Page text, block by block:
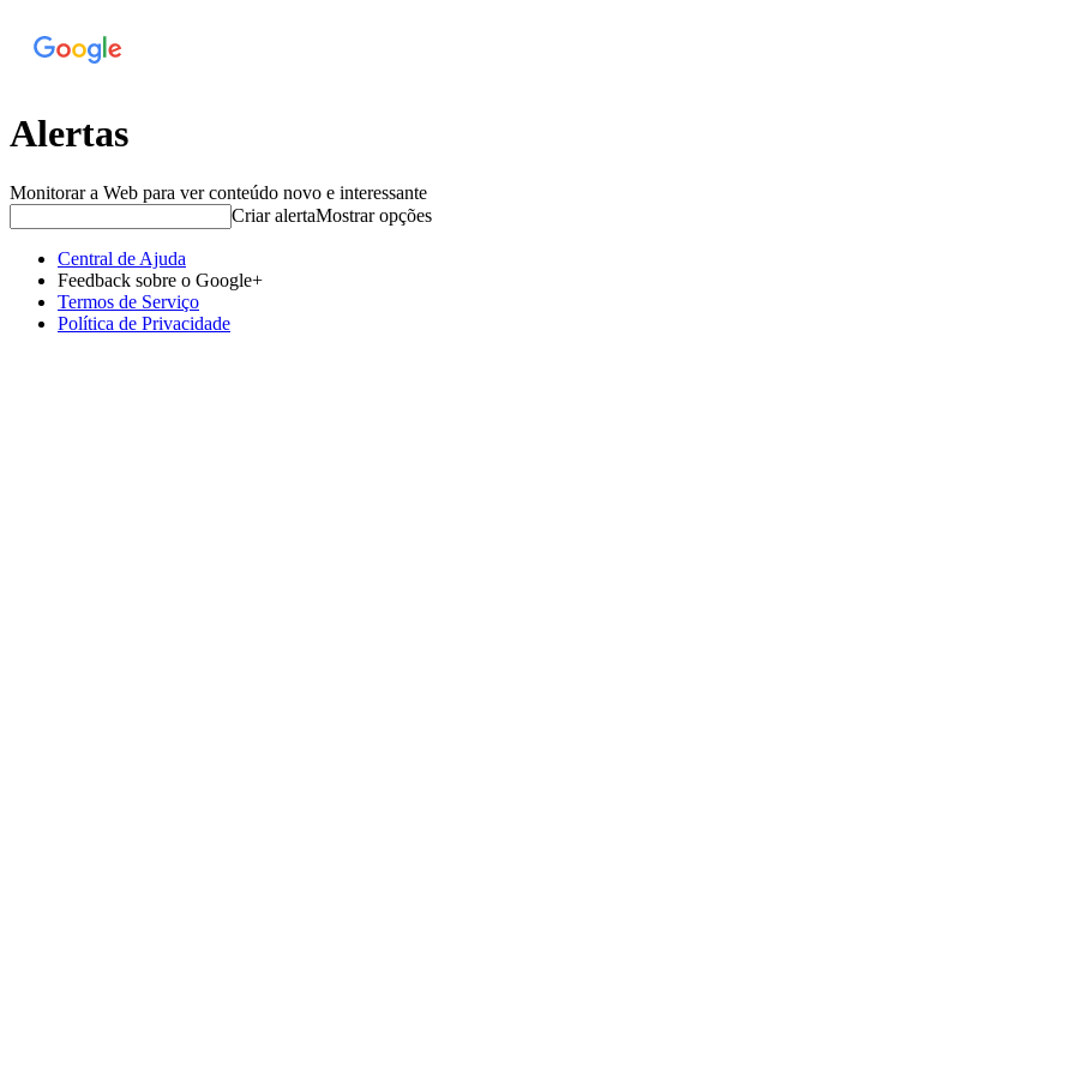
Alertas
Monitorar a Web para ver conteúdo novo e interessante
Criar alertaMostrar opções
Central de Ajuda
Feedback sobre o Google+
Termos de Serviço
Política de Privacidade